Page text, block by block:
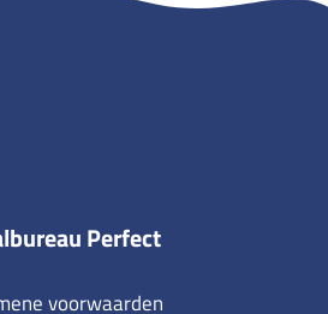
Perfect
voorwaarden